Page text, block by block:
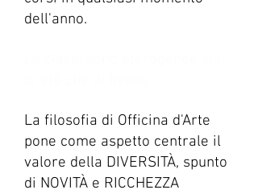
dell'anno.
La filosofia di Officina d'Arte
pone come aspetto centrale il
valore della DIVERSITÀ, spunto
di NOVITÀ e RICCHEZZA